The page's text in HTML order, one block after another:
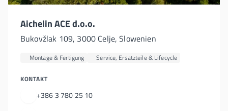
Aichelin ACE d.o.o.
Bukovžlak 109, 3000 Celje, Slowenien
Montage & Fertigung Service, Ersatzteile & Lifecycle
KONTAKT
+386 3 780 25 10